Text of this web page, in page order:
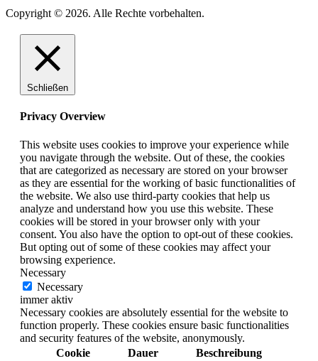
Copyright © 2026. Alle Rechte vorbehalten.
Schließen
Privacy Overview
This website uses cookies to improve your experience while
you navigate through the website. Out of these, the cookies
that are categorized as necessary are stored on your browser
as they are essential for the working of basic functionalities of
the website. We also use third-party cookies that help us
analyze and understand how you use this website. These
cookies will be stored in your browser only with your
consent. You also have the option to opt-out of these cookies.
But opting out of some of these cookies may affect your
browsing experience.
Necessary
Necessary
immer aktiv
Necessary cookies are absolutely essential for the website to
function properly. These cookies ensure basic functionalities
and security features of the website, anonymously.
Cookie
Dauer Beschreibung